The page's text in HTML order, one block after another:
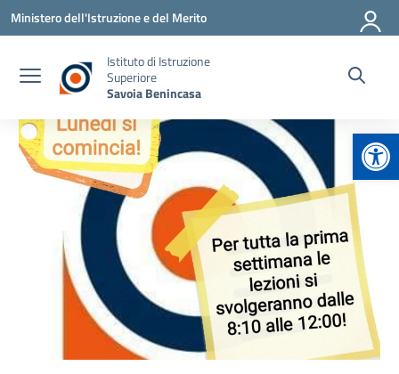
Vai ai contenuti
Vai al menu di navigazione
Vai al footer
Ministero dell'Istruzione e del Merito
Istituto di Istruzione
Superiore
Savoia Benincasa